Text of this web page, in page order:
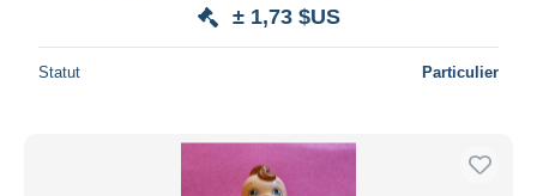
± 1,73 $US
Statut Particulier